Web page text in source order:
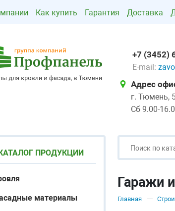
Как купить Гарантия Доставка
+7 (3452)
E-mail:
Адрес
г. Тюмень,
Сб 9.00-
ПРОДУКЦИИ
материалы
Гаражи
Главная —